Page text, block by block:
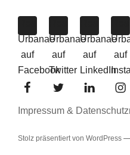
Urbanae
auf
Facebook
Urbanae
auf
Twitter
Urbanae
auf
LinkedIn
auf
Impressum &
Stolz präsentiert von WordPress —